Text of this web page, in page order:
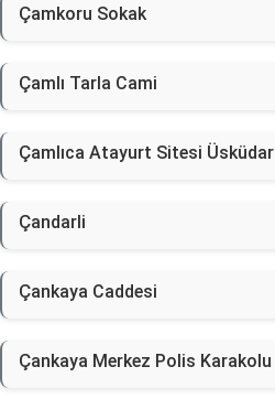
Çamkoru Sokak
Çamlı Tarla Cami
Çamlıca Atayurt Sitesi Üsküdar
Çandarli
Çankaya Caddesi
Çankaya Merkez Polis Karakolu